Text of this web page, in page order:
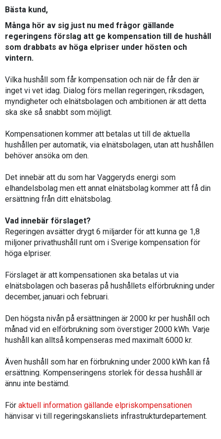
Bästa kund,
Många hör av sig just nu med frågor gällande
regeringens förslag att ge kompensation till de hushåll
som drabbats av höga elpriser under hösten och
vintern.
Vilka hushåll som får kompensation och när de får den är
inget vi vet idag. Dialog förs mellan regeringen, riksdagen,
myndigheter och elnätsbolagen och ambitionen är att detta
ska ske så snabbt som möjligt.
Kompensationen kommer att betalas ut till de aktuella
hushållen per automatik, via elnätsbolagen, utan att hushållen
behöver ansöka om den.
Det innebär att du som har Vaggeryds energi som
elhandelsbolag men ett annat elnätsbolag kommer att få din
ersättning från ditt elnätsbolag.
Vad innebär förslaget?
Regeringen avsätter drygt 6 miljarder för att kunna ge 1,8
miljoner privathushåll runt om i Sverige kompensation för
höga elpriser.
Förslaget är att kompensationen ska betalas ut via
elnätsbolagen och baseras på hushållets elförbrukning under
december, januari och februari.
Den högsta nivån på ersättningen är 2000 kr per hushåll och
månad vid en elförbrukning som överstiger 2000 kWh. Varje
hushåll kan alltså kompenseras med maximalt 6000 kr.
Även hushåll som har en förbrukning under 2000 kWh kan få
ersättning. Kompenseringens storlek för dessa hushåll är
ännu inte bestämd.
För aktuell information gällande elpriskompensationen
hänvisar vi till regeringskansliets infrastrukturdepartement.